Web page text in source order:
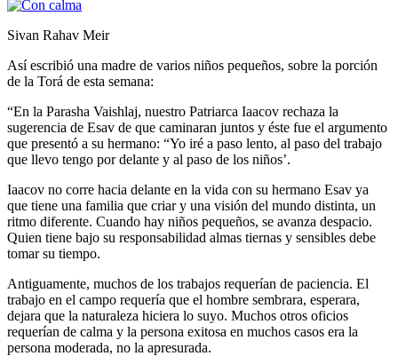
Sivan Rahav Meir
Así escribió una madre de varios niños pequeños, sobre la porción
de la Torá de esta semana:
“En la Parasha Vaishlaj, nuestro Patriarca Iaacov rechaza la
sugerencia de Esav de que caminaran juntos y éste fue el argumento
que presentó a su hermano: “Yo iré a paso lento, al paso del trabajo
que llevo tengo por delante y al paso de los niños’.
Iaacov no corre hacia delante en la vida con su hermano Esav ya
que tiene una familia que criar y una visión del mundo distinta, un
ritmo diferente. Cuando hay niños pequeños, se avanza despacio.
Quien tiene bajo su responsabilidad almas tiernas y sensibles debe
tomar su tiempo.
Antiguamente, muchos de los trabajos requerían de paciencia. El
trabajo en el campo requería que el hombre sembrara, esperara,
dejara que la naturaleza hiciera lo suyo. Muchos otros oficios
requerían de calma y la persona exitosa en muchos casos era la
persona moderada, no la apresurada.